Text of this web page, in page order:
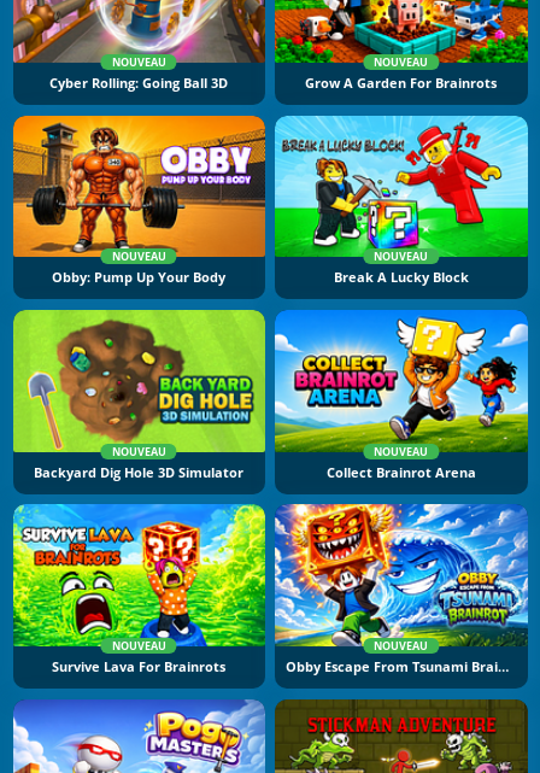
NOUVEAU
Cyber Rolling: Going Ball 3D
NOUVEAU
Grow A Garden For Brainrots
NOUVEAU
Obby: Pump Up Your Body
NOUVEAU
Break A Lucky Block
NOUVEAU
Backyard Dig Hole 3D Simulator
NOUVEAU
Collect Brainrot Arena
NOUVEAU
Survive Lava For Brainrots
NOUVEAU
Obby Escape From Tsunami Brainrot